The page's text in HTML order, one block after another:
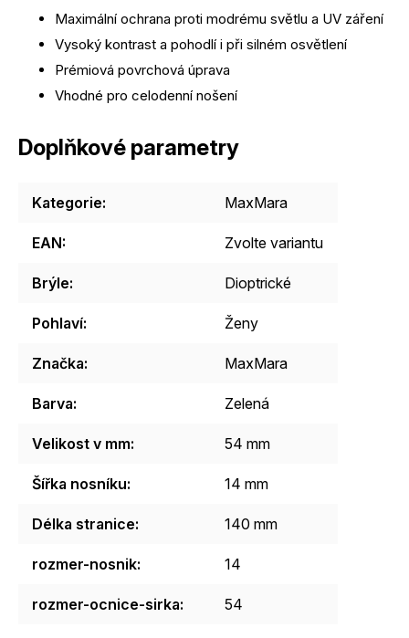
Maximální ochrana proti modrému světlu a UV záření
Vysoký kontrast a pohodlí i při silném osvětlení
Prémiová povrchová úprava
Vhodné pro celodenní nošení
Doplňkové parametry
Kategorie: MaxMara
EAN: Zvolte variantu
Brýle: Dioptrické
Pohlaví: Ženy
Značka: MaxMara
Barva: Zelená
Velikost v mm: 54 mm
Šířka nosníku: 14 mm
Délka stranice: 140 mm
rozmer-nosnik: 14
rozmer-ocnice-sirka: 54